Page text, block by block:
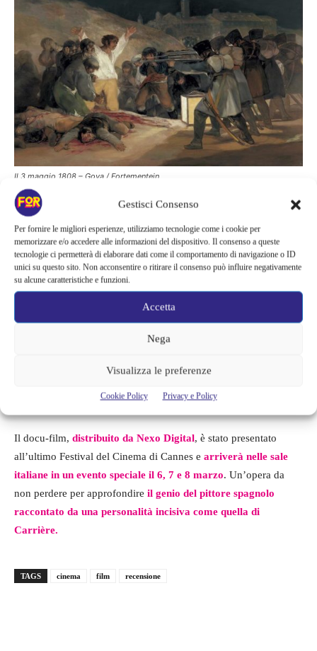
Gestisci Consenso
Per fornire le migliori esperienze, utilizziamo tecnologie come i cookie per
memorizzare e/o accedere alle informazioni del dispositivo. Il consenso a queste
tecnologie ci permetterà di elaborare dati come il comportamento di navigazione o ID
unici su questo sito. Non acconsentire o ritirare il consenso può influire negativamente
su alcune caratteristiche e funzioni.
Accetta
Nega
Visualizza le preferenze
Cookie Policy Privacy e Policy
Il 3 maggio 1808 – Goya / Fortementein
Sulle orme di Goya
L’ombra di Goyaèun racconto nel racconto, perché insieme
all’arte di Goya conosciamo ancheil profondo rapporto di
amicizia e il sodalizio artistico tra Carrière e Luis Buñuel.
primo, regista e sceneggiatore tra i più geniali del cinema
francese, ha trovato in Buñuel il suo compagno perfetto per
scandagliare il fascino di Goya, così simile al suo compagno
Il docu-film, distribuito da Nexo Digital, è stato presentato
all’ultimo Festival del Cinema di Cannes e arriverà nelle sale
italiane in un evento speciale il 6, 7 e 8 marzo. Un’opera da
non perdere per approfondire il genio del pittore spagnolo
raccontato da una personalità incisiva come quella di
Carrière.
TAGS cinema film recensione